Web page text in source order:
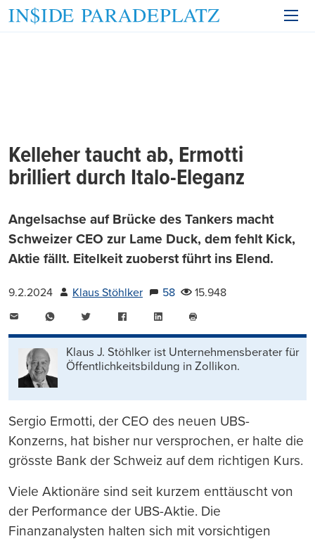
Kelleher taucht ab, Ermotti
brilliert durch Italo-Eleganz
Angelsachse auf Brücke des Tankers macht
Schweizer CEO zur Lame Duck, dem fehlt Kick,
Aktie fällt. Eitelkeit zuoberst führt ins Elend.
9.2.2024 Klaus Stöhlker 58
15.948
WhatsAppTwitter FacebookLinkedIn
drucken
Klaus J. Stöhlker ist Unternehmens­berater für
Öffentlichkeits­bildung in Zollikon.
Sergio Ermotti, der CEO des neuen UBS-
Konzerns, hat bisher nur versprochen, er halte die
grösste Bank der Schweiz auf dem richtigen Kurs.
Viele Aktionäre sind seit kurzem enttäuscht von
der Performance der UBS-Aktie. Die
Finanzanalysten halten sich mit vorsichtigen